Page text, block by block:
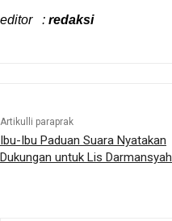
editor : redaksi
Artikulli paraprak
Ibu-Ibu Paduan Suara Nyatakan
Dukungan untuk Lis Darmansyah